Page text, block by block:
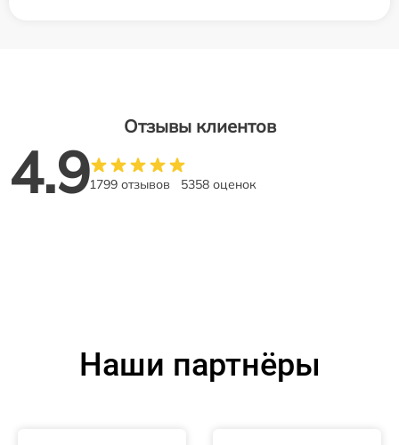
Отзывы клиентов
4.91799 отзывов 5358 оценок
Наши партнёры